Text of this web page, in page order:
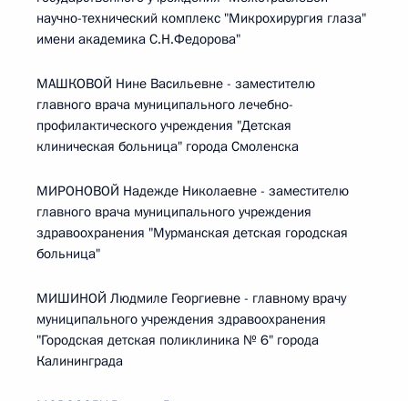
научно-технический комплекс "Микрохирургия глаза"
имени академика С.Н.Федорова"
МАШКОВОЙ Нине Васильевне - заместителю
главного врача муниципального лечебно-
профилактического учреждения "Детская
клиническая больница" города Смоленска
МИРОНОВОЙ Надежде Николаевне - заместителю
главного врача муниципального учреждения
здравоохранения "Мурманская детская городская
больница"
МИШИНОЙ Людмиле Георгиевне - главному врачу
муниципального учреждения здравоохранения
"Городская детская поликлиника № 6" города
Калининграда